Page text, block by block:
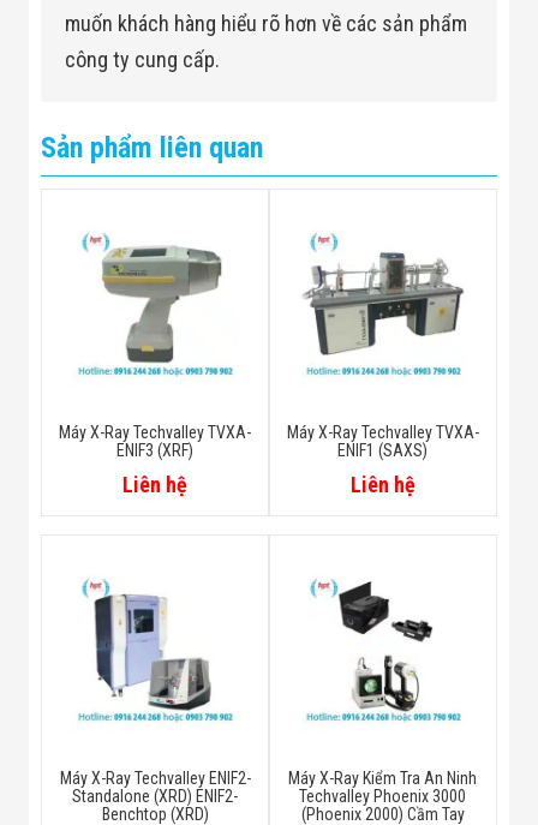
muốn khách hàng hiểu rõ hơn về các sản phẩm
công ty cung cấp.
Sản phẩm liên quan
Máy X-Ray Techvalley TVXA-
ENIF3 (XRF)
Liên hệ
Máy X-Ray Techvalley TVXA-
ENIF1 (SAXS)
Liên hệ
Máy X-Ray Techvalley ENIF2-
Standalone (XRD) ENIF2-
Benchtop (XRD)
Máy X-Ray Kiểm Tra An Ninh
Techvalley Phoenix 3000
(Phoenix 2000) Cầm Tay